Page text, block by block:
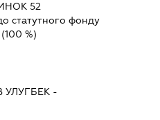
52
статутного фонду
(100 %)
-